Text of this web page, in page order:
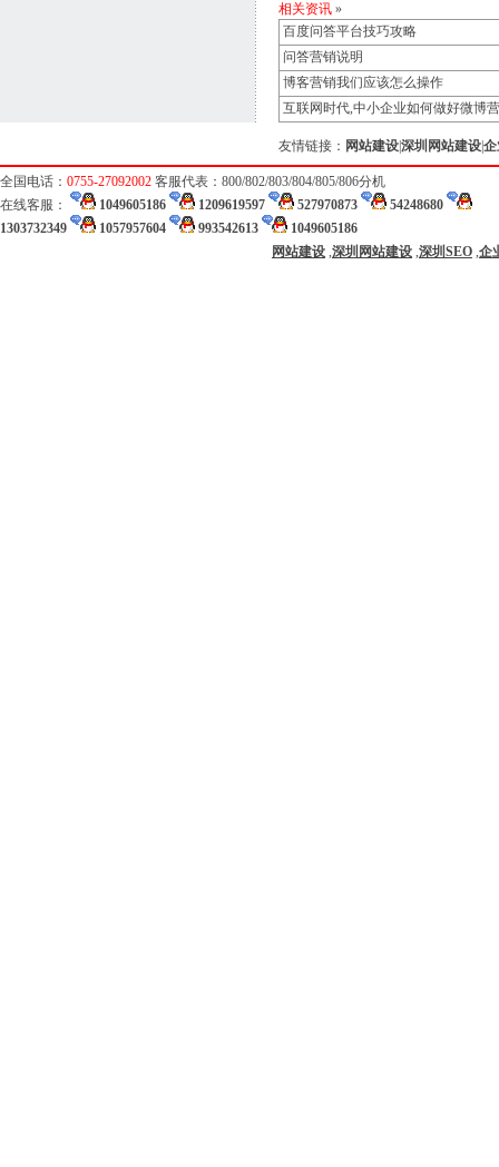
相关资讯 »
百度问答平台技巧攻略
问答营销说明
博客营销我们应该怎么操作
互联网时代,中小企业如何做好微博
友情链接： 网站建设深圳网站建设
全国电话： 0755-27092002 客服代表：800/802/803/804/805/806分机
在线客服：
1049605186 1209619597 527970873
54248680
1303732349
1057957604 993542613
1049605186
网站建设 ,深圳网站建设 ,深圳SEO ,企